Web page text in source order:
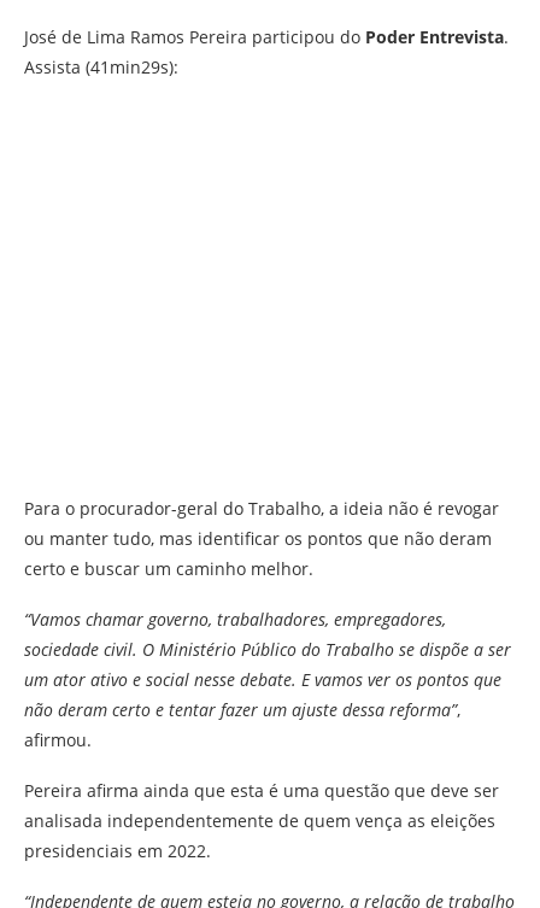
José de Lima Ramos Pereira participou do Poder Entrevista.
Assista (41min29s):
Para o procurador-geral do Trabalho, a ideia não é revogar
ou manter tudo, mas identificar os pontos que não deram
certo e buscar um caminho melhor.
“Vamos chamar governo, trabalhadores, empregadores,
sociedade civil. O Ministério Público do Trabalho se dispõe a ser
um ator ativo e social nesse debate. E vamos ver os pontos que
não deram certo e tentar fazer um ajuste dessa reforma”,
afirmou.
Pereira afirma ainda que esta é uma questão que deve ser
analisada independentemente de quem vença as eleições
presidenciais em 2022.
“Independente de quem esteja no governo, a relação de trabalho